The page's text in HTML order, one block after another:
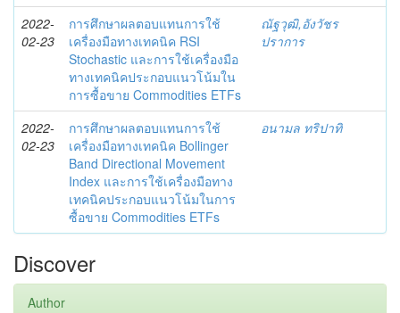
2022-
02-23
การศึกษาผลตอบแทนการใช้
เครื่องมือทางเทคนิค RSI
Stochastic และการใช้เครื่องมือ
ทางเทคนิคประกอบแนวโน้มใน
การซื้อขาย Commodities ETFs
ณัฐวุฒิ,อังวัชร
ปราการ
2022-
02-23
การศึกษาผลตอบแทนการใช้
เครื่องมือทางเทคนิค Bollinger
Band Directional Movement
Index และการใช้เครื่องมือทาง
เทคนิคประกอบแนวโน้มในการ
ซื้อขาย Commodities ETFs
อนามล ทริปาทิ
Discover
Author